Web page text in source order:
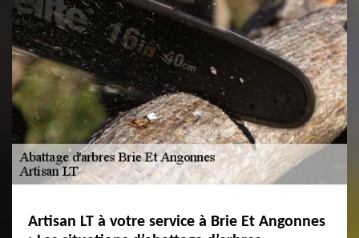
Artisan LT à votre service à Brie Et Angonnes